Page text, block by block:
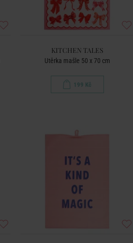
KITCHEN TALES
Utěrka mašle 50 x 70 cm
199 Kč